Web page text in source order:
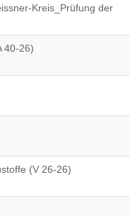
Kreis_Prüfung der
40-26)
(V 26-26)